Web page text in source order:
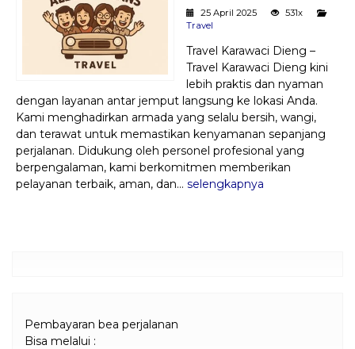
Paket Kilat
Pengiriman Barang
25 April 2025
531x
Travel
Travel Karawaci Dieng –
Travel Karawaci Dieng kini
lebih praktis dan nyaman
dengan layanan antar jemput langsung ke lokasi Anda.
Kami menghadirkan armada yang selalu bersih, wangi,
dan terawat untuk memastikan kenyamanan sepanjang
perjalanan. Didukung oleh personel profesional yang
berpengalaman, kami berkomitmen memberikan
pelayanan terbaik, aman, dan... selengkapnya
Pembayaran bea perjalanan
Bisa melalui :